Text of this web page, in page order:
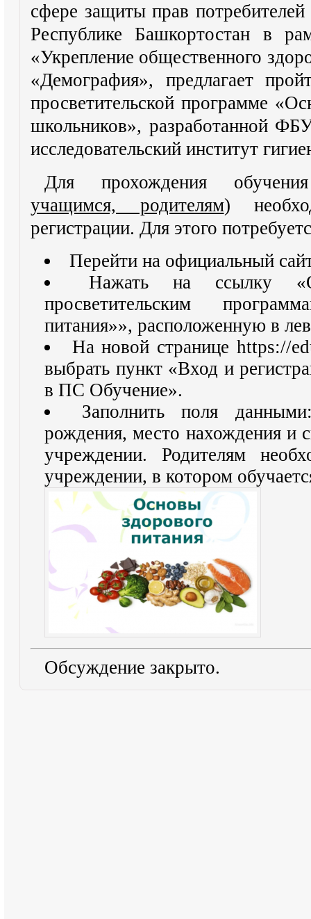
сфере защиты прав
Республике Башкортостан в
«Укрепление общественного
«Демография», предлагает
просветительской программе
школьников», разработанной
исследовательский институт
Для прохождения
учащимся, родителям)
регистрации. Для этого
Перейти на официальный
Нажать на ссылку
просветительским
питания»», расположенную в
На новой странице https://
выбрать пункт «Вход и
в ПС Обучение».
Заполнить поля
рождения, место нахождения и
учреждении. Родителям
учреждении, в котором
Обсуждение закрыто.